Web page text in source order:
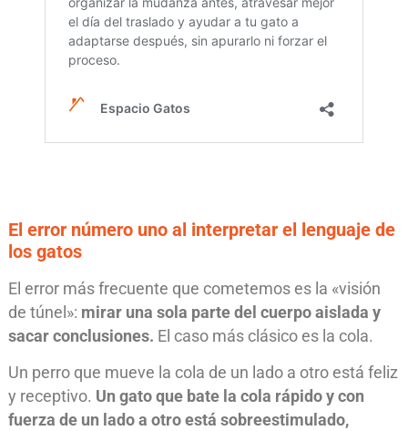
El error número uno al interpretar el lenguaje de
los gatos
El error más frecuente que cometemos es la «visión
de túnel»: mirar una sola parte del cuerpo aislada y
sacar conclusiones. El caso más clásico es la cola.
Un perro que mueve la cola de un lado a otro está feliz
y receptivo. Un gato que bate la cola rápido y con
fuerza de un lado a otro está sobreestimulado,